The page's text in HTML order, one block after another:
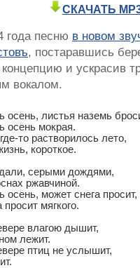
СКАЧАТЬ
года песню в новом
, постаравшись
и ускрасив
вокалом.
осень, листья наземь
осень мокрая.
то растворилось лето,
короткое.
серыми дождями,
ржавчиной.
осень, может снега просит,
мягкого.
влагою дышит,
лежит.
птиц не услышит,